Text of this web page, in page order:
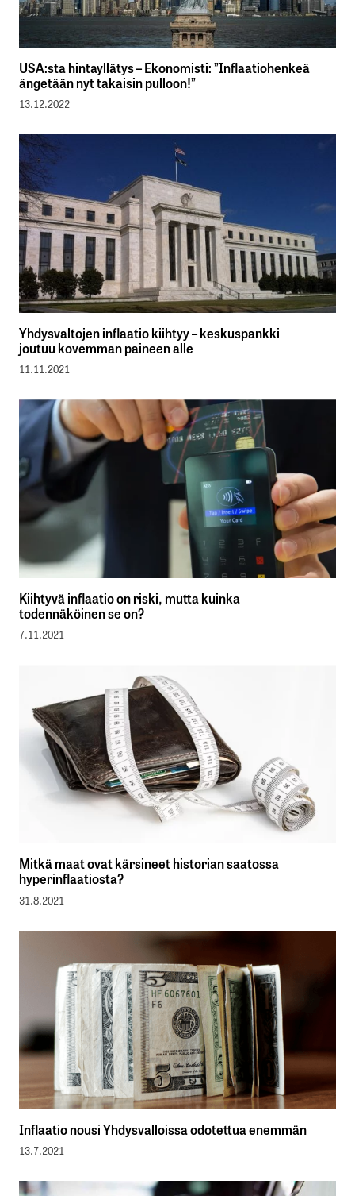
USA:sta hintayllätys – Ekonomisti: ”Inflaatiohenkeä
ängetään nyt takaisin pulloon!”
13.12.2022
Yhdysvaltojen inflaatio kiihtyy – keskuspankki
joutuu kovemman paineen alle
11.11.2021
Kiihtyvä inflaatio on riski, mutta kuinka
todennäköinen se on?
7.11.2021
Mitkä maat ovat kärsineet historian saatossa
hyperinflaatiosta?
31.8.2021
Inflaatio nousi Yhdysvalloissa odotettua enemmän
13.7.2021